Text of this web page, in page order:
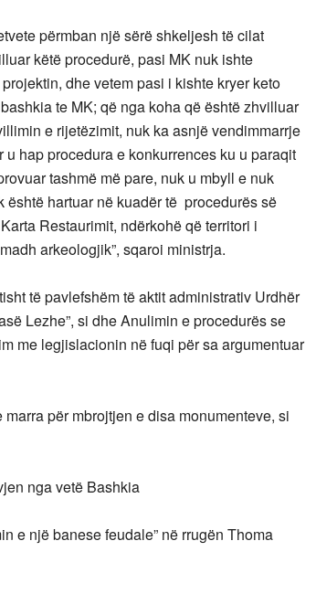
përmban një sërë shkeljesh të cilat
këtë procedurë, pasi MK nuk ishte
dhe vetem pasi i kishte kryer keto
te MK; që nga koha që është zhvilluar
e rijetëzimit, nuk ka asnjë vendimmarrje
hap procedura e konkurrences ku u paraqit
tashmë më pare, nuk u mbyll e nuk
është hartuar në kuadër të procedurës së
Restaurimit, ndërkohë që territori i
arkeologjik”, sqaroi ministrja.
të pavlefshëm të aktit administrativ Urdhër
Lezhe”, si dhe Anulimin e procedurës se
me legjislacionin në fuqi për sa argumentuar
për mbrojtjen e disa monumenteve, si
nga vetë Bashkia
e një banese feudale” në rrugën Thoma